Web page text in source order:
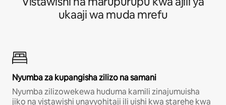
ukaaji wa muda mrefu
Nyumba za kupangisha zilizo na samani
Nyumba zilizowekewa huduma kamili zinajumuisha
jiko na vistawishi unavyohitaji ili uishi kwa starehe kwa